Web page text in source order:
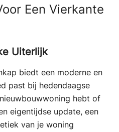
Een Vierkante
Uiterlijk
biedt een moderne en
past bij hedendaagse
hebt of
eigentijdse update, een
van je woning